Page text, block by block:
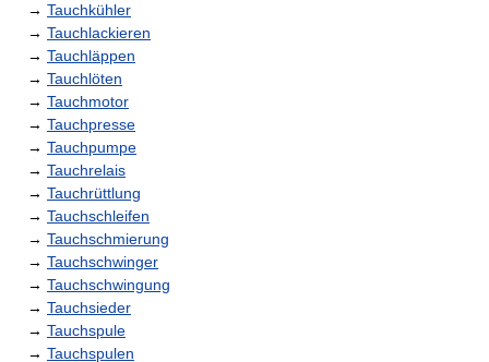
→ Tauchkühler
→ Tauchlackieren
→ Tauchläppen
→ Tauchlöten
→ Tauchmotor
→ Tauchpresse
→ Tauchpumpe
→ Tauchrelais
→ Tauchrüttlung
→ Tauchschleifen
→ Tauchschmierung
→ Tauchschwinger
→ Tauchschwingung
→ Tauchsieder
→ Tauchspule
→ Tauchspulen